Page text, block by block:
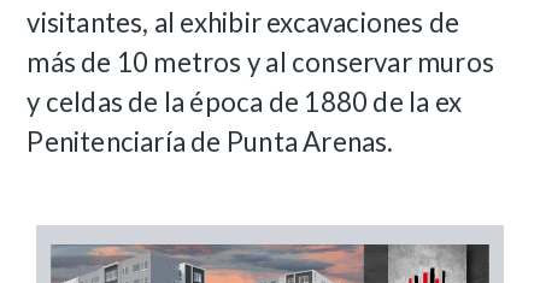
visitantes, al exhibir excavaciones de
más de 10 metros y al conservar muros
y celdas de la época de 1880 de la ex
Penitenciaría de Punta Arenas.